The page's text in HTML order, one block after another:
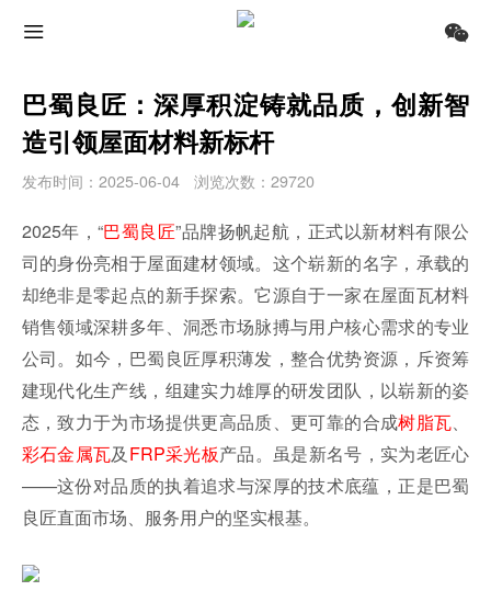
巴蜀良匠：深厚积淀铸就品质，创新智
造引领屋面材料新标杆
发布时间：2025-06-04 浏览次数：29720
2025年，“巴蜀良匠”品牌扬帆起航，正式以新材料有限公
司的身份亮相于屋面建材领域。这个崭新的名字，承载的
却绝非是零起点的新手探索。它源自于一家在屋面瓦材料
销售领域深耕多年、洞悉市场脉搏与用户核心需求的专业
公司。如今，巴蜀良匠厚积薄发，整合优势资源，斥资筹
建现代化生产线，组建实力雄厚的研发团队，以崭新的姿
态，致力于为市场提供更高品质、更可靠的合成树脂瓦
彩石金属瓦及 FRP采光板产品。虽是新名号，实为老匠心
——这份对品质的执着追求与深厚的技术底蕴，正是巴蜀
良匠直面市场、服务用户的坚实根基。